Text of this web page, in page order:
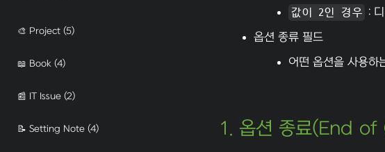
🎨 Project (5)
📖 Book (4)
📰 IT Issue (2)
📝 Setting Note (4)
값이 2인 경우 :
옵션 종류 필드
어떤 옵션을 사용하
1. 옵션 종료(End